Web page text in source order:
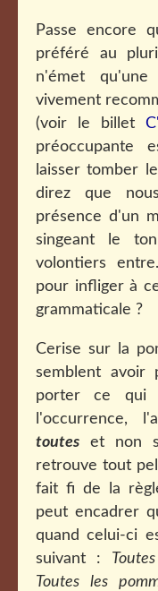
Passe encore
préféré au
n'émet qu'une
vivement
(voir le billet
préoccupante
laisser tomber le
direz que
présence d'un
singeant le
volontiers
pour infliger à
grammaticale ?
Cerise sur la
semblent avoir
porter ce qui
l'occurrence,
toutes et non
retrouve tout
fait fi de la
peut encadrer
quand celui-ci
suivant :
Toutes les